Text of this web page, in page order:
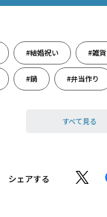
#結婚祝い #雑貨
#鍋 #弁当作り
すべて見る
シェアする